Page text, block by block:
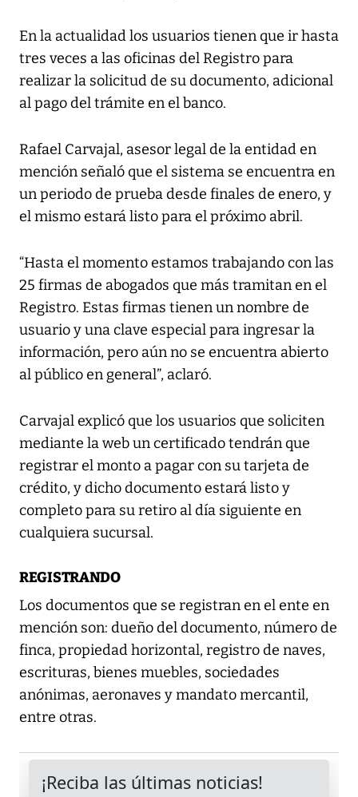
En la actualidad los usuarios tienen que ir hasta
tres veces a las oficinas del Registro para
realizar la solicitud de su documento, adicional
al pago del trámite en el banco.
Rafael Carvajal, asesor legal de la entidad en
mención señaló que el sistema se encuentra en
un periodo de prueba desde finales de enero, y
el mismo estará listo para el próximo abril.
“Hasta el momento estamos trabajando con las
25 firmas de abogados que más tramitan en el
Registro. Estas firmas tienen un nombre de
usuario y una clave especial para ingresar la
información, pero aún no se encuentra abierto
al público en general”, aclaró.
Carvajal explicó que los usuarios que soliciten
mediante la web un certificado tendrán que
registrar el monto a pagar con su tarjeta de
crédito, y dicho documento estará listo y
completo para su retiro al día siguiente en
cualquiera sucursal.
REGISTRANDO
Los documentos que se registran en el ente en
mención son: dueño del documento, número de
finca, propiedad horizontal, registro de naves,
escrituras, bienes muebles, sociedades
anónimas, aeronaves y mandato mercantil,
entre otras.